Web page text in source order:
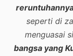
seperti di
menguasai
bangsa yang